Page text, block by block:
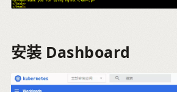
安装 Dashboard